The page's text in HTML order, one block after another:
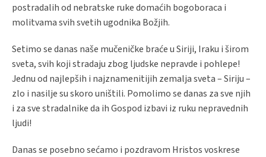
postradalih od nebratske ruke domaćih bogoboraca i
molitvama svih svetih ugodnika Božjih.
Setimo se danas naše mučeničke braće u Siriji, Iraku i širom
sveta, svih koji stradaju zbog ljudske nepravde i pohlepe!
Jednu od najlepših i najznamenitijih zemalja sveta – Siriju –
zlo i nasilje su skoro uništili. Pomolimo se danas za sve njih
i za sve stradalnike da ih Gospod izbavi iz ruku nepravednih
ljudi!
Danas se posebno sećamo i pozdravom Hristos voskrese